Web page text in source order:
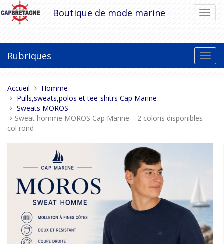
Aller
au
contenu
la
Boutique de mode marine
la
Rubriques
Vous
êtes
ici :
Accueil
Homme
Pulls,sweats,polos et tee-shitrs Cap Marine
Sweats MOROS
Sweat homme MOROS Cap Marine – 2 coloris disponibles -
col rond